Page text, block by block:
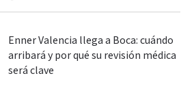
Enner Valencia llega a Boca: cuándo
arribará y por qué su revisión médica
será clave